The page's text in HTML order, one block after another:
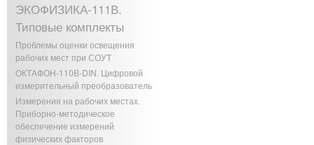
ЭКОФИЗИКА-111В.
Типовые комплекты
Проблемы оценки освещения
рабочих мест при СОУТ
ОКТАФОН-110В-DIN. Цифровой
измерительный преобразователь
Измерения на рабочих местах.
Приборно-методическое
обеспечение измерений
физических факторов